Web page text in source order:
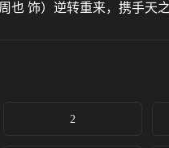
也 饰）逆转重来，携手天
2